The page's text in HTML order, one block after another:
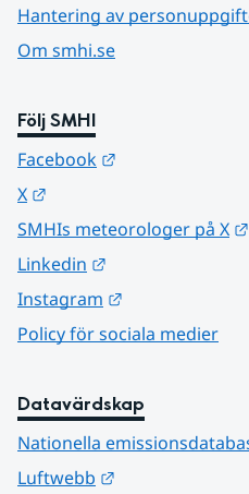
Hantering av
Om smhi.se
Följ SMHI
Facebook
X
SMHIs meteorologer på X
Linkedin
Instagram
Policy för sociala medier
Datavärdskap
Nationella
Luftwebb